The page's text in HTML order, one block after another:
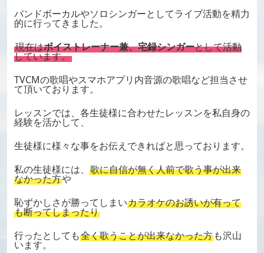
バンドボーカルやソロシンガーとしてライブ活動を精力
的に行ってきました。
現在はボイストレーナー兼、宅録シンガーとして活動
しています。
TVCMの歌唱やスマホアプリ内音源の歌唱など担当させ
て頂いております。
レッスンでは、各生徒様に合わせたレッスンを私自身の
経験を活かして、
生徒様に様々な事をお伝えできればと思っております。
私の生徒様には、 歌に自信が無く人前で歌う事が出来
なかった方や
恥ずかしさが勝ってしまいカラオケのお誘いが有って
も断ってしまったり
行ったとしても全く歌うことが出来なかった方も沢山
います。